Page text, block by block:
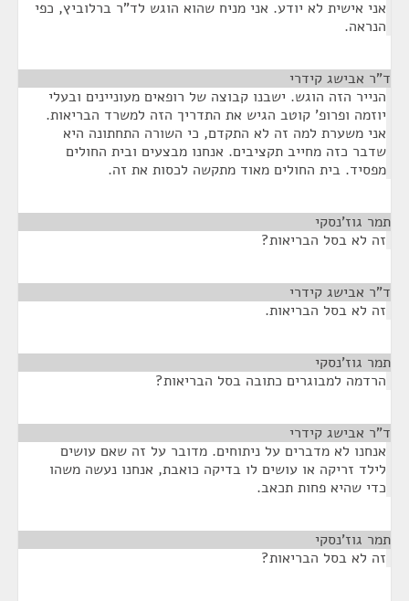
אני אישית לא יודע. אני מניח שהוא הוגש לד"ר ברלוביץ, כפי
הנראה.
ד"ר אבישג קידרי
הנייר הזה הוגש. ישבנו קבוצה של רופאים מעוניינים ובעלי
יוזמה ופרופ' קוטב הגיש את התדריך הזה למשרד הבריאות.
אני משערת למה זה לא התקדם, כי השורה התחתונה היא
שדבר כזה מחייב תקציבים. אנחנו מבצעים ובית החולים
מפסיד. בית החולים מאוד מתקשה לכסות את זה.
תמר גוז'נסקי
זה לא בסל הבריאות?
ד"ר אבישג קידרי
זה לא בסל הבריאות.
תמר גוז'נסקי
הרדמה למבוגרים כתובה בסל הבריאות?
ד"ר אבישג קידרי
אנחנו לא מדברים על ניתוחים. מדובר על זה שאם עושים
לילד זריקה או עושים לו בדיקה כואבת, אנחנו נעשה משהו
כדי שהיא פחות תכאב.
תמר גוז'נסקי
זה לא בסל הבריאות?